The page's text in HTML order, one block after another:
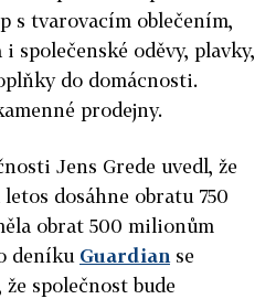
s tvarovacím oblečením,
společenské oděvy, plavky,
do domácnosti.
prodejny.
Jens Grede uvedl, že
dosáhne obratu 750
obrat 500 milionům
deníku Guardian se
společnost bude